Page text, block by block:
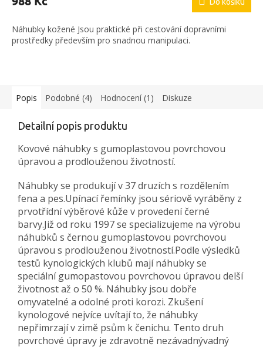
Náhubky kožené Jsou praktické při cestování dopravními
prostředky především pro snadnou manipulaci.
Popis Podobné (4) Hodnocení (1) Diskuze
Detailní popis produktu
Kovové náhubky s gumoplastovou povrchovou
úpravou a prodlouženou životností.
Náhubky se produkují v 37 druzích s rozdělením
fena a pes.Upínací řemínky jsou sériově vyráběny z
prvotřídní výběrové kůže v provedení černé
barvy.Již od roku 1997 se specializujeme na výrobu
náhubků s černou gumoplastovou povrchovou
úpravou s prodlouženou životností.Podle výsledků
testů kynologických klubů mají náhubky se
speciální gumopastovou povrchovou úpravou delší
životnost až o 50 %. Náhubky jsou dobře
omyvatelné a odolné proti korozi. Zkušení
kynologové nejvíce uvítají to, že náhubky
nepřimrzají v zimě psům k čenichu. Tento druh
povrchové úpravy je zdravotně nezávadnývadný